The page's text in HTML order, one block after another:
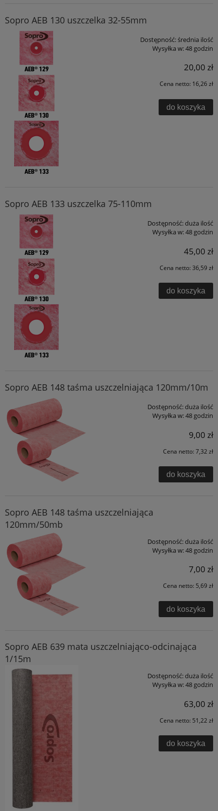
Sopro AEB 130 uszczelka 32-55mm
Dostępność:średnia ilość
Wysyłka w:48 godzin
20,00 zł
Cena netto: 16,26 zł
do koszyka
Sopro AEB 133 uszczelka 75-110mm
Dostępność:duża ilość
Wysyłka w:48 godzin
45,00 zł
Cena netto: 36,59 zł
do koszyka
Sopro AEB 148 taśma uszczelniająca 120mm/10m
Dostępność:duża ilość
Wysyłka w:48 godzin
9,00 zł
Cena netto: 7,32 zł
do koszyka
Sopro AEB 148 taśma uszczelniająca
120mm/50mb
Dostępność:duża ilość
Wysyłka w:48 godzin
7,00 zł
Cena netto: 5,69 zł
do koszyka
Sopro AEB 639 mata uszczelniająco-odcinająca
1/15m
Dostępność:duża ilość
Wysyłka w:48 godzin
63,00 zł
Cena netto: 51,22 zł
do koszyka